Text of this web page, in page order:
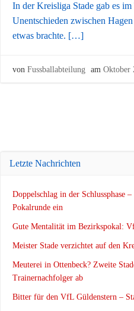
In der Kreisliga Stade gab es
Unentschieden zwischen
etwas brachte. […]
von Fussballabteilung am Oktober
Letzte Nachrichten
Doppelschlag in der Schlussphase
Pokalrunde ein
Gute Mentalität im Bezirkspokal:
Meister Stade verzichtet auf den
Meuterei in Ottenbeck? Zweite
Trainernachfolger ab
Bitter für den VfL Güldenstern –